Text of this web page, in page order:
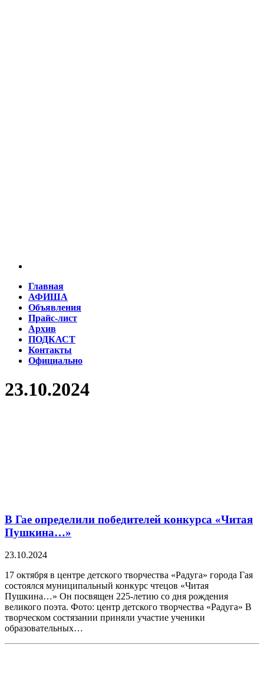
Главная
АФИША
Объявления
Прайс-лист
Архив
ПОДКАСТ
Контакты
Официально
23.10.2024
В Гае определили победителей конкурса «Читая
Пушкина…»
23.10.2024
17 октября в центре детского творчества «Радуга» города Гая
состоялся муниципальный конкурс чтецов «Читая
Пушкина…» Он посвящен 225-летию со дня рождения
великого поэта. Фото: центр детского творчества «Радуга» В
творческом состязании приняли участие ученики
образовательных…